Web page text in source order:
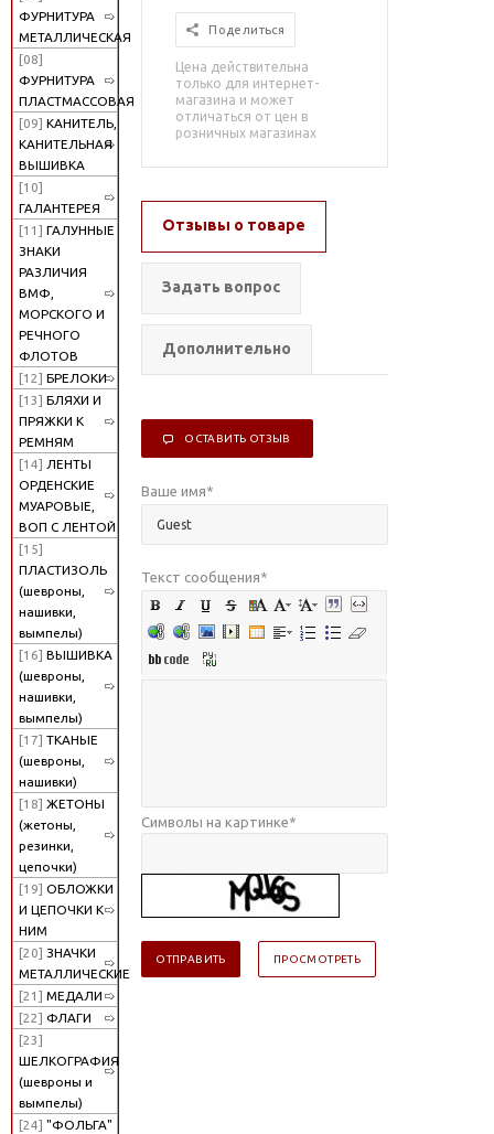
ФУРНИТУРА
МЕТАЛЛИЧЕСКАЯ
[08]
ФУРНИТУРА
ПЛАСТМАССОВАЯ
[09] КАНИТЕЛЬ,
КАНИТЕЛЬНАЯ
ВЫШИВКА
[10]
ГАЛАНТЕРЕЯ
[11] ГАЛУННЫЕ
ЗНАКИ
РАЗЛИЧИЯ
ВМФ,
МОРСКОГО И
РЕЧНОГО
ФЛОТОВ
[12] БРЕЛОКИ
[13] БЛЯХИ И
ПРЯЖКИ К
РЕМНЯМ
[14] ЛЕНТЫ
ОРДЕНСКИЕ
МУАРОВЫЕ,
ВОП С ЛЕНТОЙ
[15]
ПЛАСТИЗОЛЬ
(шевроны,
нашивки,
вымпелы)
[16] ВЫШИВКА
(шевроны,
нашивки,
вымпелы)
[17] ТКАНЫЕ
(шевроны,
нашивки)
[18] ЖЕТОНЫ
(жетоны,
резинки,
цепочки)
[19] ОБЛОЖКИ
И ЦЕПОЧКИ К
НИМ
[20] ЗНАЧКИ
МЕТАЛЛИЧЕСКИЕ
[21] МЕДАЛИ
[22] ФЛАГИ
[23]
ШЕЛКОГРАФИЯ
(шевроны и
вымпелы)
[24] "ФОЛЬГА"
Поделиться
Цена действительна
только для интернет-
магазина и может
отличаться от цен в
розничных магазинах
Отзывы о товаре
Задать вопрос
Дополнительно
ОСТАВИТЬ ОТЗЫВ
Ваше имя*
Текст сообщения*
Символы на картинке*